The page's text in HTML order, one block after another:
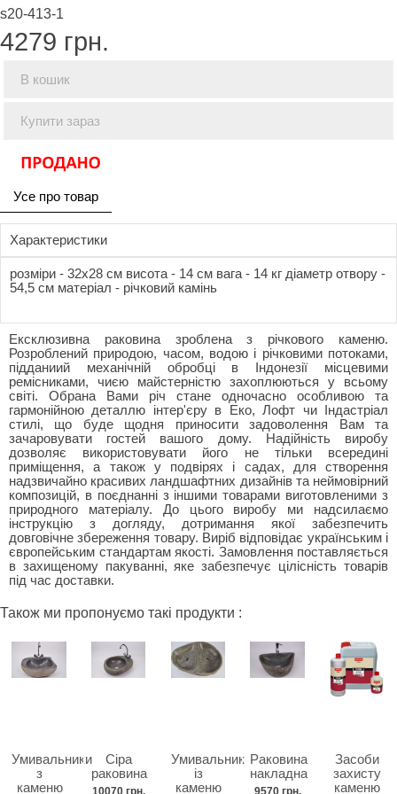
s20-413-1
4279 грн.
В кошик
Купити зараз
Усе про товар
Характеристики
розміри - 32x28 см висота - 14 см вага - 14 кг діаметр отвору -
54,5 см матеріал - річковий камінь
Ексклюзивна раковина зроблена з річкового каменю.
Розроблений природою, часом, водою і річковими потоками,
підданиий механічній обробці в Індонезії місцевими
ремісниками, чиєю майстерністю захоплюються у всьому
світі. Обрана Вами річ стане одночасно особливою та
гармонійною деталлю інтер'єру в Еко, Лофт чи Індастріал
стилі, що буде щодня приносити задоволення Вам та
зачаровувати гостей вашого дому. Надійність виробу
дозволяє використовувати його не тільки всередині
приміщення, а також у подвірях і садах, для створення
надзвичайно красивих ландшафтних дизайнів та неймовірний
композицій, в поєднанні з іншими товарами виготовленими з
природного матеріалу. До цього виробу ми надсилаємо
інструкцію з догляду, дотримання якої забезпечить
довговічне збереження товару. Виріб відповідає українським і
європейським стандартам якості. Замовлення поставляється
в захищеному пакуванні, яке забезпечує цілісність товарів
під час доставки.
Також ми пропонуємо такі продукти :
Умивальники
з
каменю
Сіра
раковина
Умивальник
із
каменю
Раковина
накладна
Засоби
захисту
каменю